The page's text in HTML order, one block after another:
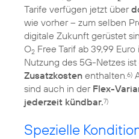
Tarife verfügen jetzt über
wie vorher – zum selben
digitale Zukunft gerüstet
O2 Free Tarif ab 39,99
Nutzung des 5G-Netzes
Zusatzkosten enthalten. 6)
sind auch in der Flex-
jederzeit kündbar.7)
Spezielle